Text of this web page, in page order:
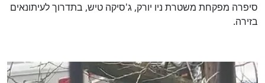
סיפרה מפקחת משטרת ניו יורק, ג'סיקה טיש, בתדרוך לעיתונאים
בזירה.